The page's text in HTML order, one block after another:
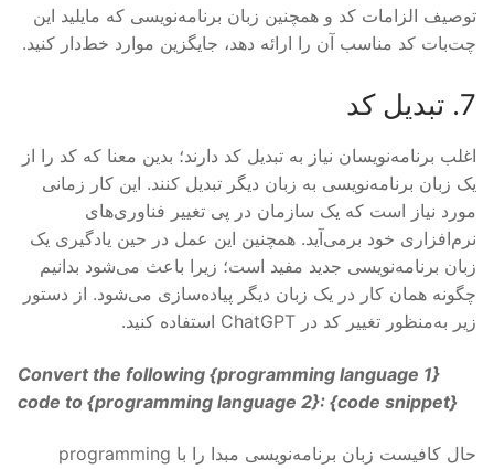
توصیف الزامات کد و همچنین زبان برنامه‌نویسی که مایلید این
چت‌بات کد مناسب آن را ارائه دهد، جایگزین موارد خط‌دار کنید.
7. تبدیل کد
اغلب برنامه‌نویسان نیاز به تبدیل کد دارند؛ بدین معنا که کد را از
یک زبان برنامه‌نویسی به زبان دیگر تبدیل کنند. این کار زمانی
مورد نیاز است که یک سازمان در پی تغییر فناوری‌های
نرم‌افزاری خود برمی‌آید. همچنین این عمل در حین یادگیری یک
زبان برنامه‌نویسی جدید مفید است؛ زیرا باعث می‌شود بدانیم
چگونه همان کار در یک زبان دیگر پیاده‌سازی می‌شود. از دستور
زیر به‌منظور تغییر کد در ChatGPT استفاده کنید.
Convert the following {programming language 1}
code to {programming language 2}: {code snippet}
حال کافیست زبان برنامه‌نویسی مبدا را با programming